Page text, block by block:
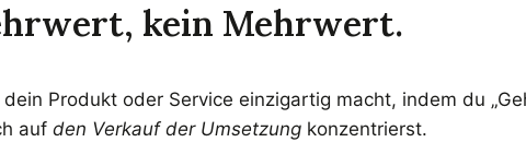
kein Mehrwert.
Produkt oder Service einzigartig macht, indem du
auf den Verkauf der Umsetzung konzentrierst.